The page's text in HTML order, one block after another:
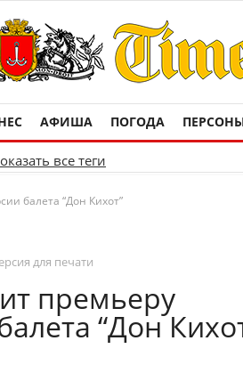
АФИША ПОГОДА
все теги
балета “Дон Кихот”
для печати
премьеру
“Дон